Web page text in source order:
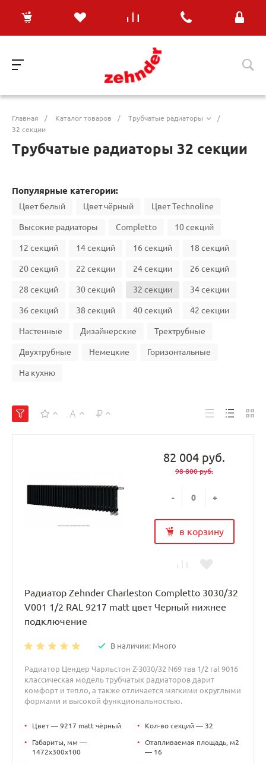
Главная / Каталог товаров / Трубчатые радиаторы
/
32 секции
Трубчатые радиаторы 32 секции
Популярные категории:
Цвет белый Цвет чёрный Цвет Technoline
Высокие радиаторы Completto 10 секций
12 секций 14 секций 16 секций 18 секций
20 секций 22 секции 24 секции 26 секций
28 секций 30 секций 32 секции 34 секции
36 секций 38 секций 40 секций 42 секции
Настенные Дизайнерские Трехтрубные
Двухтрубные Немецкие Горизонтальные
На кухню
82 004 руб.
98 800 руб.
- +
в корзину
Радиатор Zehnder Charleston Completto 3030/32
V001 1/2 RAL 9217 matt цвет Черный нижнее
подключение
В наличии: Много
Радиатор Цендер Чарльстон Z-3030/32 N69 твв 1/2 ral 9016
классическая модель трубчатых радиаторов дарит
комфорт и тепло, а также отличается мягкими округлыми
формами и высокой функциональностью.
• Цвет — 9217 matt чёрный
•
Габариты, мм —
1472x300x100
• Кол-во секций — 32
•
Отапливаемая площадь, м2
— 16